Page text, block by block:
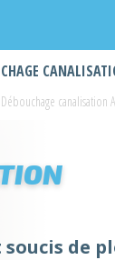
Débouchage canalisation
de